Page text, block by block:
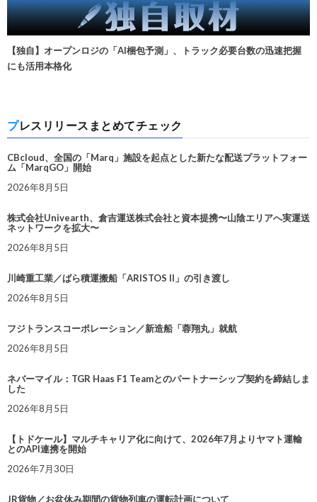
【独自】オープンロジの「AI梱包予測」、トラック必要台数の迅速把握
にも活用本格化
プレスリリースまとめてチェック
CBcloud、全国の「Marq」施設を起点とした新たな配送プラットフォー
ム「MarqGO」開始
2026年8月5日
株式会社Univearth、倉吉運送株式会社と資本提携〜山陰エリアへ実運送
ネットワークを拡大〜
2026年8月5日
川崎重工業／ばら積運搬船「ARISTOS II」の引き渡し
2026年8月5日
フジトランスコーポレーション／新造船「蓉翔丸」就航
2026年8月5日
ネバーマイル：TGR Haas F1 Teamとのパートナーシップ契約を締結しま
した
2026年8月5日
【トドケール】マルチキャリア化に向けて、2026年7月よりヤマト運輸
とのAPI連携を開始
2026年7月30日
JR貨物／お盆休み期間の貨物列車の運転計画について